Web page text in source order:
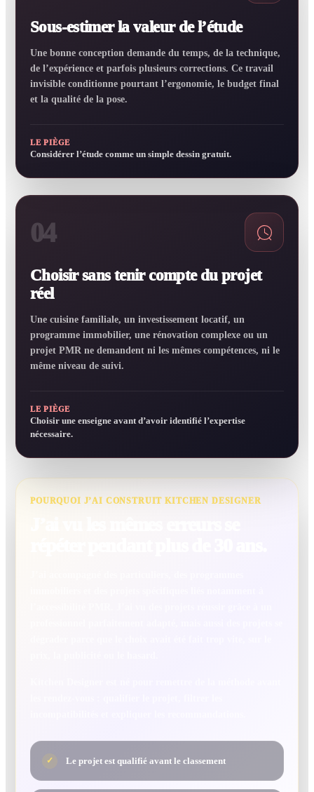
Sous-estimer la valeur de l’étude
Une bonne conception demande du temps, de la technique,
de l’expérience et parfois plusieurs corrections. Ce travail
invisible conditionne pourtant l’ergonomie, le budget final
et la qualité de la pose.
LE PIÈGE
Considérer l’étude comme un simple dessin gratuit.
04
Choisir sans tenir compte du projet
réel
Une cuisine familiale, un investissement locatif, un
programme immobilier, une rénovation complexe ou un
projet PMR ne demandent ni les mêmes compétences, ni le
même niveau de suivi.
LE PIÈGE
Choisir une enseigne avant d’avoir identifié l’expertise
nécessaire.
POURQUOI J’AI CONSTRUIT KITCHEN DESIGNER
✓ Le projet est qualifié avant le classement